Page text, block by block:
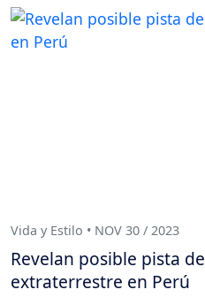
Vida y Estilo • NOV 30 / 2023
Revelan posible pista
extraterrestre en Perú